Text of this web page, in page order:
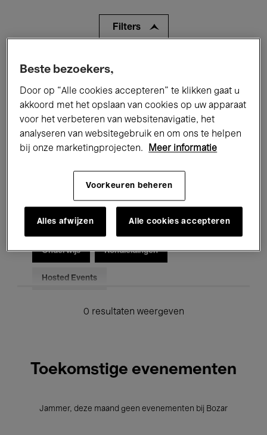
Filters
Alle evenementen
Tentoonstellingen Films
Performances Lezingen & Debatten
Jazz Klassieke Muziek Global Music
Voor iedereen Kids’ Palace
Onderwijs Rondleidingen
Hosted Events
0 resultaten weergeven
Toekomstige evenementen
Jammer, deze maand geen evenementen bij Bozar
Beste bezoekers,
Door op “Alle cookies accepteren” te klikken gaat u
akkoord met het opslaan van cookies op uw apparaat
voor het verbeteren van websitenavigatie, het
analyseren van websitegebruik en om ons te helpen
bij onze marketingprojecten.
Meer informatie
Voorkeuren beheren
Alles afwijzen Alle cookies accepteren